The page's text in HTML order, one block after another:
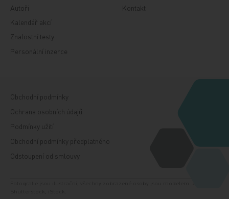
Autoři
Kalendář akcí
Znalostní testy
Personální inzerce
Kontakt
Obchodní podmínky
Ochrana osobních údajů
Podmínky užití
Obchodní podmínky předplatného
Odstoupení od smlouvy